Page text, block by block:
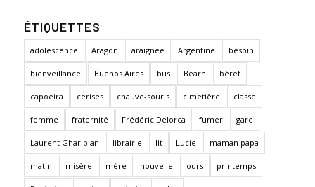
ÉTIQUETTES
adolescence Aragon araignée Argentine besoin
bienveillance Buenos Aires bus Béarn béret
capoeira cerises chauve-souris cimetière classe
femme fraternité Frédéric Delorca fumer gare
Laurent Gharibian librairie lit Lucie maman papa
matin misère mère nouvelle ours printemps